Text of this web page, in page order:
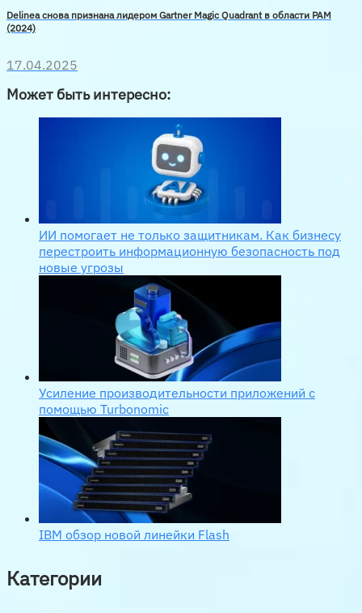
Delinea снова признана лидером Gartner Magic Quadrant в области PAM
(2024)
17.04.2025
Может быть интересно:
ИИ помогает не только защитникам. Как бизнесу
перестроить информационную безопасность под
новые угрозы
Усиление производительности приложений с
помощью Turbonomic
IBM обзор новой линейки Flash
Категории